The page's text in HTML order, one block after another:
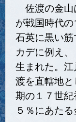
佐渡の金山
が戦国時代
石英に黒い
カデに例え
生まれた。
渡を直轄地
期の１７世
５％にあた